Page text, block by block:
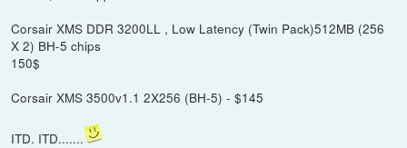
Corsair XMS DDR 3200LL , Low Latency (Twin Pack)512MB (256
X 2) BH-5 chips
150$
Corsair XMS 3500v1.1 2X256 (BH-5) - $145
ITD. ITD.......